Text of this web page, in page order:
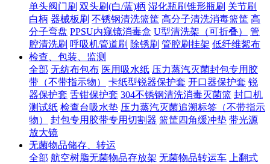
单头阀门刷 双头刷(白/蓝)柄 湿化瓶刷锥形瓶刷 关节刷
白柄 器械板刷 不锈钢清洗篮筐 高分子清洗消毒篮筐 高
分子弯盘 PPSU内窥镜消毒盒 U型清洗架（可折叠）
管
腔清洗刷 呼吸机管道刷 除锈刷 管腔刷挂架 低纤维絮布
检查、包装、监测
全部 无纺布包布 医用吸水纸 压力蒸汽灭菌封包专用胶
带（不带指示物）
卡纸型锐器保护套 开口器保护套 锐
器保护套 舌钳保护套 304不锈钢清洗消毒灭菌篮 封口机
测试纸 检查台吸水垫 压力蒸汽灭菌追溯标签（不带指示
物）
封包专用胶带专用切割器 篮筐四角缓冲垫 带光源
放大镜
无菌物品储存、转运
全部 航空树脂无菌物品存放架 无菌物品转运车
上翻式